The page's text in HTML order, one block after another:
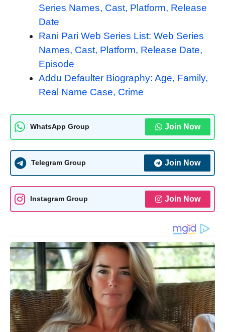
Series Names, Cast, Platform, Release
Date
Rani Pari Web Series List: Web Series
Names, Cast, Platform, Release Date,
Episode
Addu Defaulter Biography: Age, Family,
Real Name Case, Crime
WhatsApp Group Join Now
Telegram Group Join Now
Instagram Group Join Now